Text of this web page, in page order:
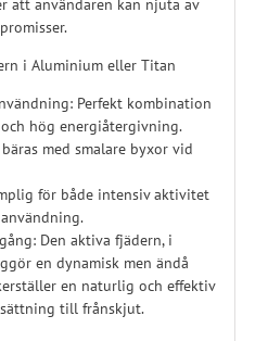
att användaren kan njuta av
i Aluminium eller Titan
Perfekt kombination
hög energiåtergivning.
med smalare byxor vid
för både intensiv aktivitet
Den aktiva fjädern, i
en dynamisk men ändå
en naturlig och effektiv
till frånskjut.